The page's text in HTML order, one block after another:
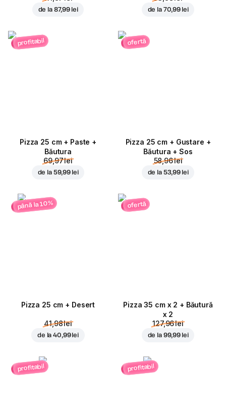
de la 87,99 lei de la 70,99 lei
profitabil
Pizza 25 cm + Paste +
Băutura
69,97 lei
de la 59,99 lei
ofertă
Pizza 25 cm + Gustare +
Băutura + Sos
58,96 lei
de la 53,99 lei
până la 10%
Pizza 25 cm + Desert
41,98 lei
de la40,99 lei
ofertă
Pizza 35 cm x 2 + Băutură
x 2
127,96 lei
de la 99,99 lei
profitabil profitabil